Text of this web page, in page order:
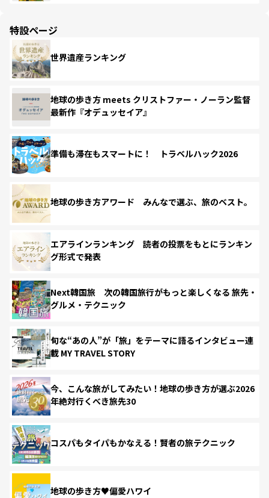
特設ページ
世界遺産ランキング
地球の歩き方 meets クリストファー・ノーラン監督
最新作『オデュッセイア』
準備も滞在もスマートに！ トラベルハック2026
地球の歩き方アワード みんなで選ぶ、旅のベスト。
エアラインランキング 読者の投票をもとにランキン
グ形式で発表
Next韓国旅 次の韓国旅行がもっと楽しくなる 旅先・
グルメ・テクニック
旬な“あの人”が「旅」をテーマに語るインタビュー連
載 MY TRAVEL STORY
今、こんな旅がしてみたい！地球の歩き方が選ぶ2026
年絶対行くべき旅先30
コスパもタイパもかなえる！賢者の旅テクニック
地球の歩き方♥偏愛ハワイ